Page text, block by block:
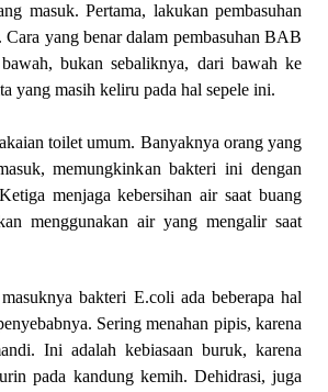
masuk. Pertama, lakukan pembasuhan
yang benar dalam pembasuhan BAB
bukan sebaliknya, dari bawah ke
yang masih keliru pada hal sepele ini.
toilet umum. Banyaknya orang yang
memungkinkan bakteri ini dengan
menjaga kebersihan air saat buang
menggunakan air yang mengalir saat
bakteri E.coli ada beberapa hal
Sering menahan pipis, karena
Ini adalah kebiasaan buruk, karena
pada kandung kemih. Dehidrasi, juga